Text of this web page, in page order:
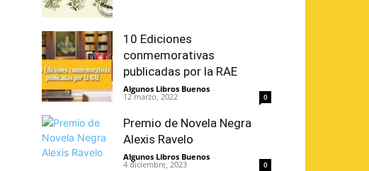
10 Ediciones
conmemorativas
publicadas por la RAE
Algunos Libros Buenos -
12 marzo, 2022 0
Premio de Novela Negra
Alexis Ravelo
Algunos Libros Buenos -
4 diciembre, 2023 0